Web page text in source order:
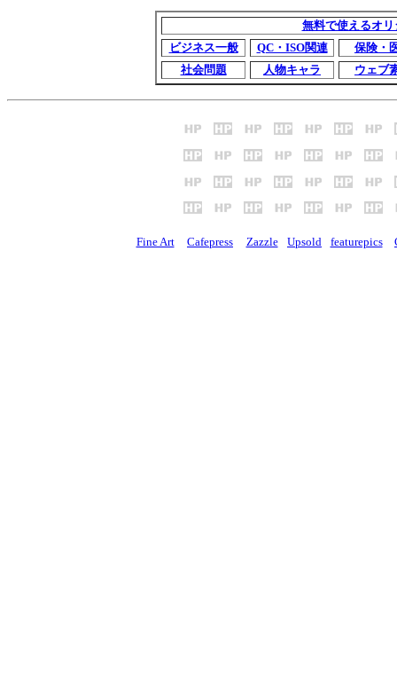
無料で使えるオ
ビジネス一般
QC・ISO関連
保険・
社会問題
人物キャラ ウェブ
Fine Art Cafepress Zazzle Upsold featurepics